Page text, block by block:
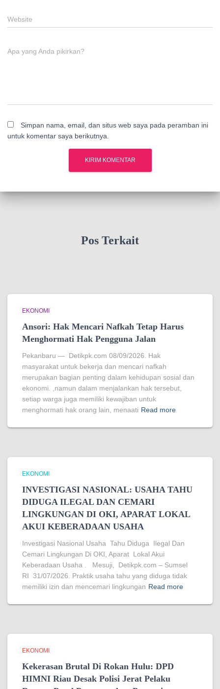
Website
Apa yang Anda pikirkan?
Simpan nama, email, dan situs web saya pada peramban ini
untuk komentar saya berikutnya.
Pos Terkait
EKONOMI
Ansori: Hak Mencari Nafkah Tetap Harus
Menghormati Hak Pengguna Jalan
Pekanbaru — Detikpk.com 08/09/2026. Hak
masyarakat untuk bekerja dan mencari nafkah
merupakan bagian penting dalam kehidupan sosial dan
ekonomi. ,namun dalam menjalankan hak tersebut,
setiap warga juga memiliki kewajiban untuk
menghormati hak orang lain, menaati Read more
EKONOMI
INVESTIGASI NASIONAL: USAHA TAHU
DIDUGA ILEGAL DAN CEMARI
LINGKUNGAN DI OKI, APARAT LOKAL
AKUI KEBERADAAN USAHA
Investigasi Nasional Usaha Tahu Diduga Ilegal Dan
Cemari Lingkungan Di OKI, Aparat Lokal Akui
Keberadaan Usaha . Mesuji, Detikpk.com – Sumsel
RI 31/07/2026. Praktik usaha tahu yang diduga tidak
memiliki izin dan mencemari lingkungan Read more
EKONOMI
Kekerasan Brutal Di Rokan Hulu: DPD
HIMNI Riau Desak Polisi Jerat Pelaku